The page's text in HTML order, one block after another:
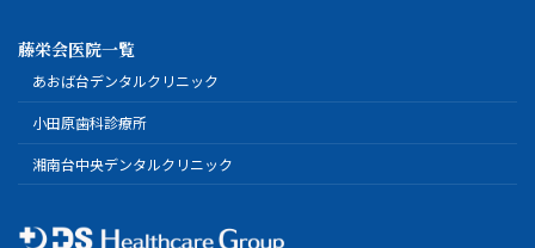
藤栄会医院一覧
あおば台デンタルクリニック
小田原歯科診療所
湘南台中央デンタルクリニック